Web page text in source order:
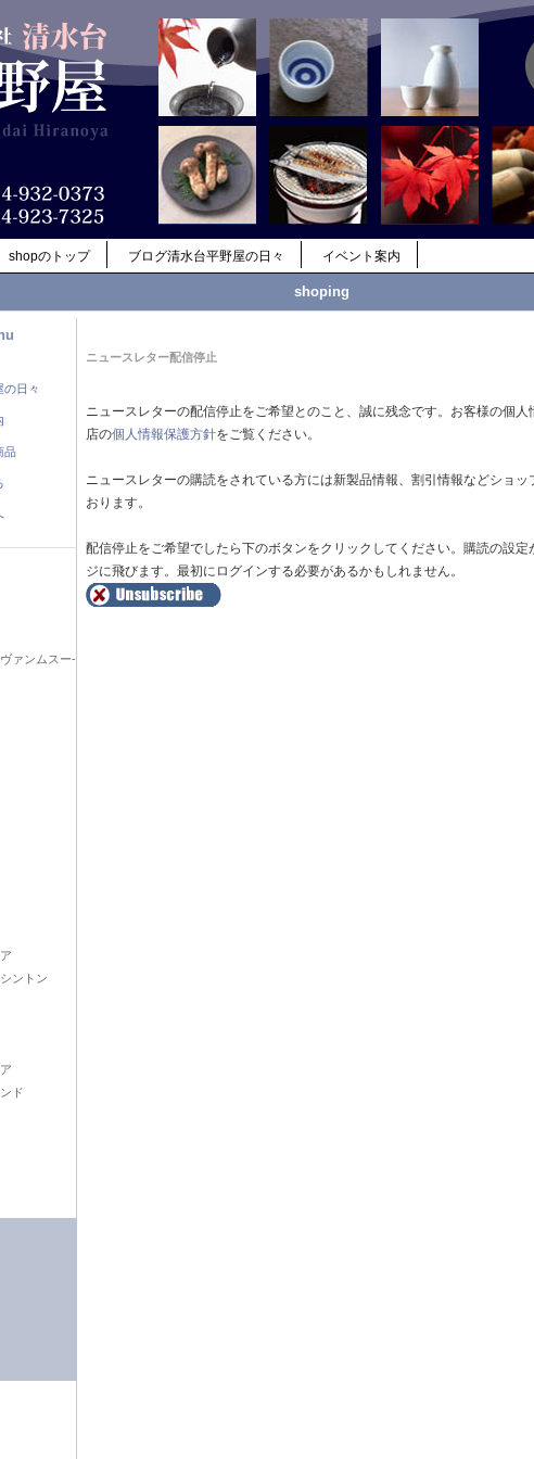
shopのトップ ブログ清水台平野屋の日々 イベント案内
shoping
の日々
品
ァンムスー-
ントン
ド
ニュースレター配信停止
ニュースレターの配信停止をご希望とのこと、誠に残念です。お客様の個
店の個人情報保護方針をご覧ください。
ニュースレターの購読をされている方には新製品情報、割引情報などショ
おります。
配信停止をご希望でしたら下のボタンをクリックしてください。購読の設
ジに飛びます。最初にログインする必要があるかもしれません。